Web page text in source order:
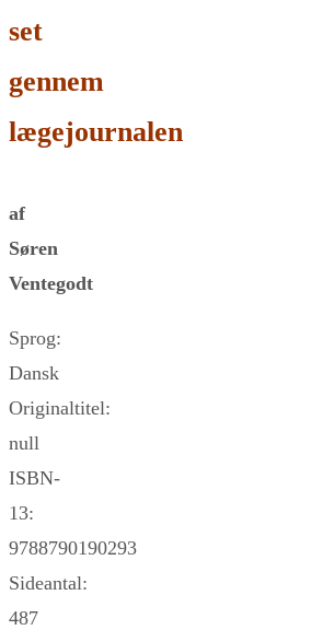
set
gennem
lægejournalen
af
Søren
Ventegodt
Sprog:
Dansk
Originaltitel:
null
ISBN-
13:
9788790190293
Sideantal:
487